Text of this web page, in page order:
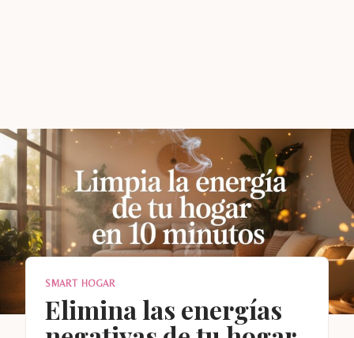
SMART HOGAR
Elimina las energías